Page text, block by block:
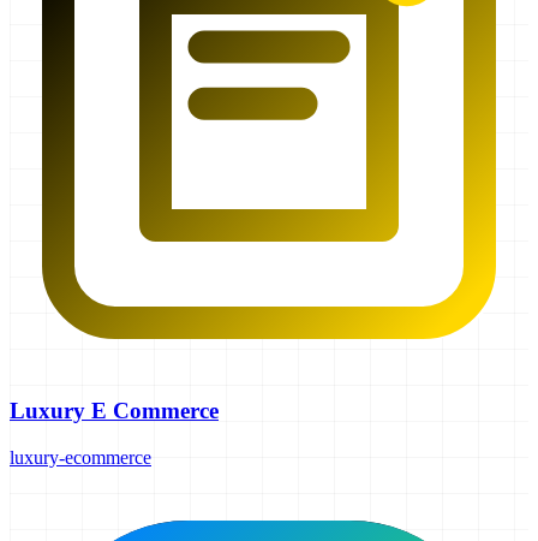
Luxury E Commerce
luxury-ecommerce